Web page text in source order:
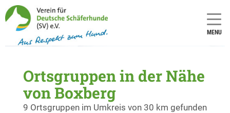
MENU
Ortsgruppen in der Nähe
von Boxberg
9 Ortsgruppen im Umkreis von 30 km gefunden